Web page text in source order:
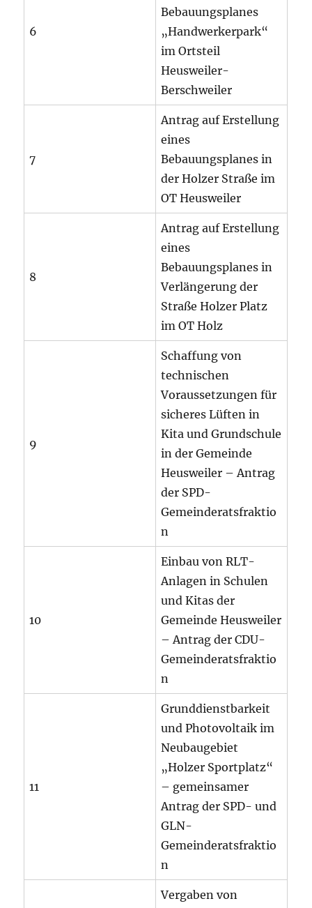
6
Bebauungsplanes
„Handwerkerpark“
im Ortsteil
Heusweiler-
Berschweiler
7
Antrag auf Erstellung
eines
Bebauungsplanes in
der Holzer Straße im
OT Heusweiler
8
Antrag auf Erstellung
eines
Bebauungsplanes in
Verlängerung der
Straße Holzer Platz
im OT Holz
9
Schaffung von
technischen
Voraussetzungen für
sicheres Lüften in
Kita und Grundschule
in der Gemeinde
Heusweiler – Antrag
der SPD-
Gemeinderatsfraktio
n
10
Einbau von RLT-
Anlagen in Schulen
und Kitas der
Gemeinde Heusweiler
– Antrag der CDU-
Gemeinderatsfraktio
n
11
Grunddienstbarkeit
und Photovoltaik im
Neubaugebiet
„Holzer Sportplatz“
– gemeinsamer
Antrag der SPD- und
GLN-
Gemeinderatsfraktio
n
Vergaben von